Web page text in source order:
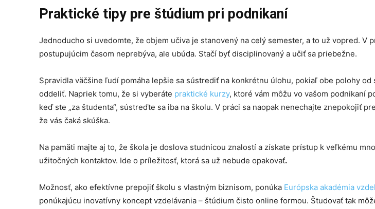
Praktické tipy pre štúdium pri podnikaní
Jednoducho si uvedomte, že objem učiva je stanovený na celý semester, a to už vopred. V
postupujúcim časom neprebýva, ale ubúda. Stačí byť disciplinovaný a učiť sa priebežne.
Spravidla väčšine ľudí pomáha lepšie sa sústrediť na konkrétnu úlohu, pokiaľ obe polohy od
oddeliť. Napriek tomu, že si vyberáte praktické kurzy, ktoré vám môžu vo vašom podnikaní
keď ste „za študenta“, sústreďte sa iba na školu. V práci sa naopak nenechajte znepokojiť
že vás čaká skúška.
Na pamäti majte aj to, že škola je doslova studnicou znalostí a získate prístup k veľkému
užitočných kontaktov. Ide o príležitosť, ktorá sa už nebude opakovať.
Možnosť, ako efektívne prepojiť školu s vlastným biznisom, ponúka Európska akadémia
ponúkajúcu inovatívny koncept vzdelávania – štúdium čisto online formou. Študovať tak